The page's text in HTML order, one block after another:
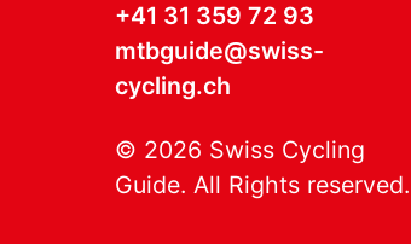
+41 31 359 72 93
mtbguide@swiss-
cycling.ch
© 2026 Swiss Cycling
Guide. All Rights reserved.